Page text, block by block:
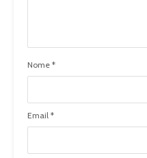
Nome *
Email *